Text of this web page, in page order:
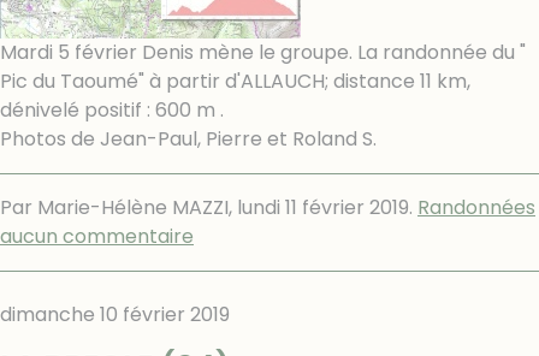
Mardi 5 février Denis mène le groupe. La randonnée du "
Pic du Taoumé" à partir d'ALLAUCH; distance 11 km,
dénivelé positif : 600 m .
Photos de Jean-Paul, Pierre et Roland S.
Par Marie-Hélène MAZZI, lundi 11 février 2019. Randonnées
aucun commentaire
dimanche 10 février 2019